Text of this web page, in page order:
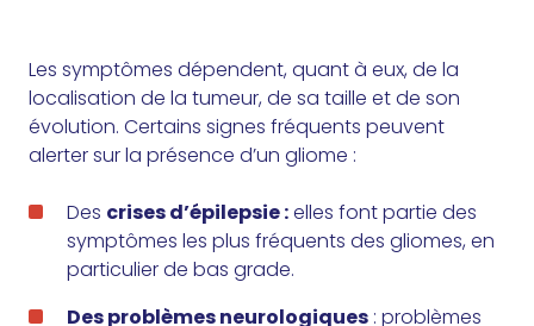
Les symptômes dépendent, quant à eux, de la
localisation de la tumeur, de sa taille et de son
évolution. Certains signes fréquents peuvent
alerter sur la présence d’un gliome :
Des crises d’épilepsie :elles font partie des
symptômes les plus fréquents des gliomes, en
particulier de bas grade.
Des problèmes neurologiques : problèmes